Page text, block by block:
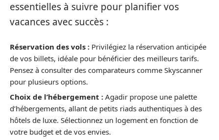
essentielles à suivre pour planifier vos
vacances avec succès :
Réservation des vols : Privilégiez la réservation anticipée
de vos billets, idéale pour bénéficier des meilleurs tarifs.
Pensez à consulter des comparateurs comme Skyscanner
pour plusieurs options.
Choix de l’hébergement : Agadir propose une palette
d’hébergements, allant de petits riads authentiques à des
hôtels de luxe. Sélectionnez un logement en fonction de
votre budget et de vos envies.